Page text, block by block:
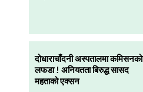
दोधाराचाँदनी अस्पतालमा कमिसनको
लफडा ! अनियतता बिरुद्ध सासद
महताको एक्सन